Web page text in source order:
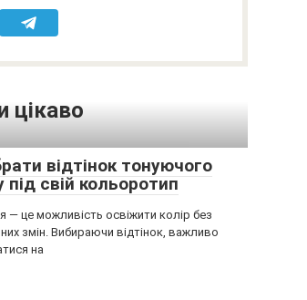
цікаво
відтінок тонуючого
під свій кольоротип
— це можливість освіжити колір без
змін. Вибираючи відтінок, важливо
на